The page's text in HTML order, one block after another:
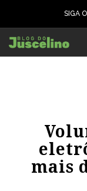
SIGA
mais